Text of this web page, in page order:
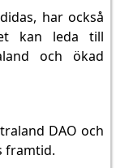
har också
kan leda till
och ökad
DAO och
framtid.